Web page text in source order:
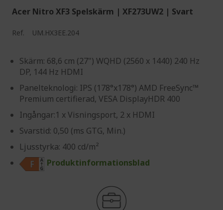
Acer Nitro XF3 Spelskärm | XF273UW2 | Svart
Ref. UM.HX3EE.204
Skärm: 68,6 cm (27") WQHD (2560 x 1440) 240 Hz
DP, 144 Hz HDMI
Panelteknologi: IPS (178°x178°) AMD FreeSync™
Premium certifierad, VESA DisplayHDR 400
Ingångar:1 x Visningsport, 2 x HDMI
Svarstid: 0,50 (ms GTG, Min.)
Ljusstyrka: 400 cd/m²
Produktinformationsblad